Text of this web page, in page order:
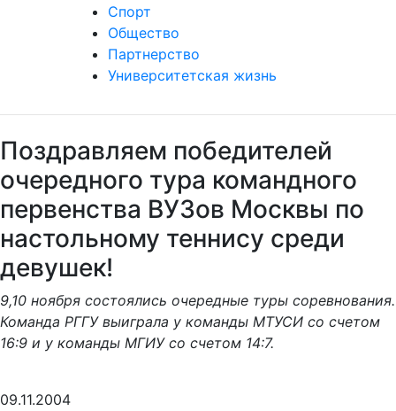
Студенческая жизнь
Спорт
Общество
Партнерство
Поздравляем победителей
очередного тура командного
первенства ВУЗов Москвы по
настольному теннису среди
девушек!
9,10 ноября состоялись очередные туры соревнования.
Команда РГГУ выиграла у команды МТУСИ со счетом